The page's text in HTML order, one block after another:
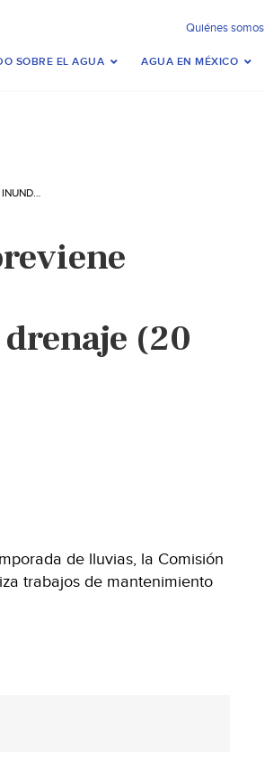
Quiénes somos
SOBRE EL AGUA AGUA EN MÉXICO
ESTADO DE MÉXICO PREVIENE INUNDACIONES CON MANTENIMIENTO EN DRENAJE (20 MINUTOS)
(20
de lluvias, la Comisión
trabajos de mantenimiento